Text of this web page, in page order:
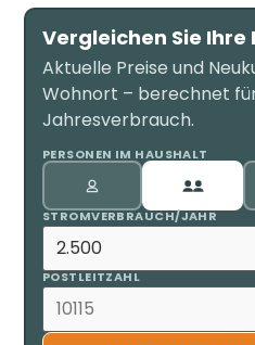
Vergleichen Sie Ihre
Aktuelle Preise und
Wohnort – berechnet
Jahresverbrauch.
PERSONEN IM HAUSHALT
STROMVERBRAUCH/JAHR
POSTLEITZAHL